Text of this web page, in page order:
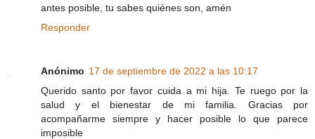
antes posible, tu sabes quiénes son, amén
Responder
Anónimo 17 de septiembre de 2022 a las 10:17
Querido santo por favor cuida a mi hija. Te ruego por la
salud y el bienestar de mi familia. Gracias por
acompañarme siempre y hacer posible lo que parece
imposible